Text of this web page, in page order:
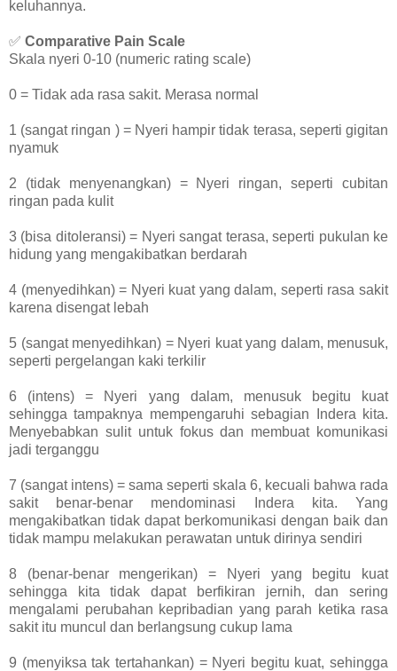
keluhannya.
✅ Comparative Pain Scale
Skala nyeri 0-10 (numeric rating scale)
0 = Tidak ada rasa sakit. Merasa normal
1 (sangat ringan ) = Nyeri hampir tidak terasa, seperti gigitan
nyamuk
2 (tidak menyenangkan) = Nyeri ringan, seperti cubitan
ringan pada kulit
3 (bisa ditoleransi) = Nyeri sangat terasa, seperti pukulan ke
hidung yang mengakibatkan berdarah
4 (menyedihkan) = Nyeri kuat yang dalam, seperti rasa sakit
karena disengat lebah
5 (sangat menyedihkan) = Nyeri kuat yang dalam, menusuk,
seperti pergelangan kaki terkilir
6 (intens) = Nyeri yang dalam, menusuk begitu kuat
sehingga tampaknya mempengaruhi sebagian Indera kita.
Menyebabkan sulit untuk fokus dan membuat komunikasi
jadi terganggu
7 (sangat intens) = sama seperti skala 6, kecuali bahwa rada
sakit benar-benar mendominasi Indera kita. Yang
mengakibatkan tidak dapat berkomunikasi dengan baik dan
tidak mampu melakukan perawatan untuk dirinya sendiri
8 (benar-benar mengerikan) = Nyeri yang begitu kuat
sehingga kita tidak dapat berfikiran jernih, dan sering
mengalami perubahan kepribadian yang parah ketika rasa
sakit itu muncul dan berlangsung cukup lama
9 (menyiksa tak tertahankan) = Nyeri begitu kuat, sehingga